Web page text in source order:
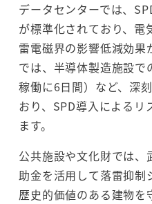
データセンターでは、
が標準化されており、電
雷電磁界の影響低減効果
では、半導体製造施設
稼働に6日間）など、深
おり、SPD導入による
ます。
公共施設や文化財では
助金を活用して落雷抑制
歴史的価値のある建物を